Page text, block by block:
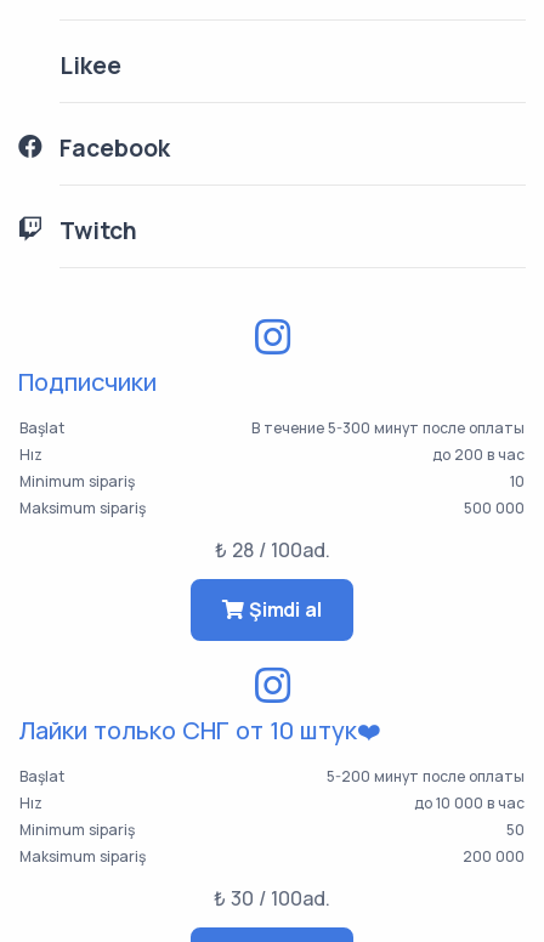
Likee
Facebook
Twitch
Подписчики
Başlat
В течение 5-300 минут после оплаты
Hız
до 200 в час
Minimum sipariş
10
Maksimum sipariş
500 000
₺ 28 / 100ad.
Şimdi al
Лайки только СНГ от 10 штук❤️
Başlat
5-200 минут после оплаты
Hız
до 10 000 в час
Minimum sipariş
50
Maksimum sipariş
200 000
₺ 30 / 100ad.